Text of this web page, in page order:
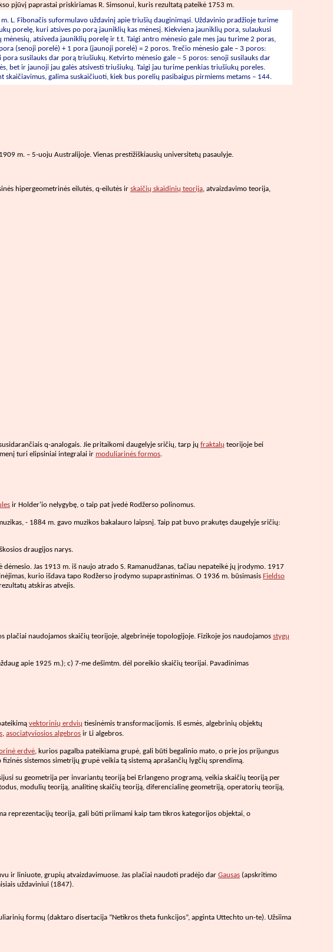
pjūvį paprastai priskiriamas R. Simsonui, kuris rezultatą pateikė 1753 m.
L. Fibonačis suformulavo uždavinį apie triušių dauginimąsi. Uždavinio pradžioje turime
porelę, kuri atsives po porą jauniklių kas mėnesį. Kiekviena jauniklių pora, sulaukusi
mėnesių, atsiveda jauniklių porelę ir t.t. Taigi antro mėnesio gale mes jau turime 2 poras,
(senoji porelė) + 1 pora (jaunoji porelė) = 2 poros. Trečio mėnesio gale – 3 poros:
pora susilauks dar porą triušiukų. Ketvirto mėnesio gale – 5 poros: senoji susilauks dar
bet ir jaunoji jau galės atsivesti triušiukų. Taigi jau turime penkias triušiukų poreles.
skaičiavimus, galima suskaičiuoti, kiek bus porelių pasibaigus pirmiems metams – 144.
m. – 5-uoju Australijoje. Vienas prestižiškiausių universitetų pasaulyje.
hipergeometrinės eilutės, q-eilutės ir skaičių skaidinių teorija, atvaizdavimo teorija,
q-analogais. Jie pritaikomi daugelyje sričių, tarp jų fraktalų teorijoje bei
turi elipsiniai integralai ir moduliarinės formos.
ir Holder'io nelygybę, o taip pat įvedė Rodžerso polinomus.
- 1884 m. gavo muzikos bakalauro laipsnį. Taip pat buvo prakutęs daugelyje sričių:
draugijos narys.
dėmesio. Jas 1913 m. iš naujo atrado S. Ramanudžanas, tačiau nepateikė jų įrodymo. 1917
kurio išdava tapo Rodžerso įrodymo supaprastinimas. O 1936 m. būsimasis Fieldso
atskiras atvejis.
naudojamos skaičių teorijoje, algebrinėje topologijoje. Fizikoje jos naudojamos stygų
apie 1925 m.); c) 7-me dešimtm. dėl poreikio skaičių teorijai. Pavadinimas
vektorinių erdvių tiesinėmis transformacijomis. Iš esmės, algebrinių objektų
, asociatyviosios algebros ir Li algebros.
erdvė, kurios pagalba pateikiama grupė, gali būti begalinio mato, o prie jos prijungus
sistemos simetrijų grupė veikia tą sistemą aprašančių lygčių sprendimą.
su geometrija per invariantų teoriją bei Erlangeno programą, veikia skaičių teoriją per
modulių teoriją, analitinę skaičių teoriją, diferencialinę geometriją, operatorių teoriją,
reprezentacijų teorija, gali būti priimami kaip tam tikros kategorijos objektai, o
ir liniuote, grupių atvaizdavimuose. Jas plačiai naudoti pradėjo dar Gausas (apskritimo
uždaviniui (1847).
formų (daktaro disertacija “Netikros theta funkcijos”, apginta Uttechto un-te). Užsiima